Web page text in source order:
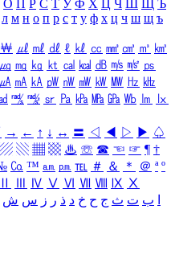
О П Р С Т У Ф Х Ц Ч Ш Щ Ъ
л м н о п р с т у ф х ц ч ш щ ъ
￦ ㎕ ㎖ ㎗ ℓ ㎘ ㏄ ㎣ ㎤ ㎥ ㎦
㎍ ㎎ ㎏ ㏏ ㎈ ㎉ ㏈ ㎧ ㎨ ㎰
㎂ ㎃ ㎄ ㎺ ㎻ ㎽ ㎾ ㎿ ㎐ ㎑
㎮ ㎯ ㏛ ㎩ ㎪ ㎫ ㎬ ㏝ ㏐
㏓
→ ← ↑ ↓ ↔ 〓 ◁ ◀ ▷ ▶ ♤
▨ ▧ ▦ ▩ ♨ ☏ ☎ ☜ ☞ ¶ †
㏇ ™ ㏂ ㏘ ℡ ＃ ＆ ＊ ＠ ª º
Ⅳ Ⅴ Ⅵ Ⅶ Ⅷ Ⅸ Ⅹ
ب ت ث ج ح خ د ذ ر ز س ش